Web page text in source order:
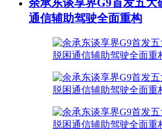
余承东谈享界G9首发五大
通信辅助驾驶全面重构